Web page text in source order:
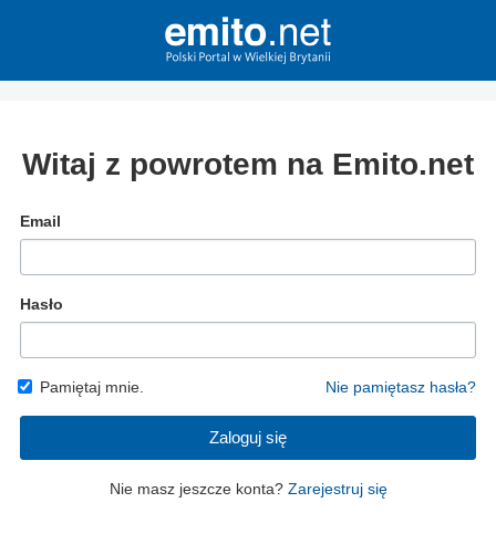
Witaj z powrotem na Emito.net
Email
Hasło
Pamiętaj mnie. Nie pamiętasz hasła?
Zaloguj się
Nie masz jeszcze konta? Zarejestruj się